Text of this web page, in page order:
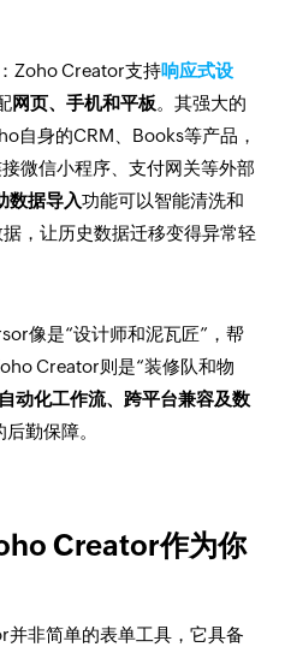
：Zoho Creator支持响应式设
网页、手机和平板。其强大的
自身的CRM、Books等产品，
微信小程序、支付网关等外部
数据导入功能可以智能清洗和
，让历史数据迁移变得异常轻
像是“设计师和泥瓦匠”，帮
Creator则是“装修队和物
动化工作流、跨平台兼容及数
勤保障。
Creator作为你
非简单的表单工具，它具备